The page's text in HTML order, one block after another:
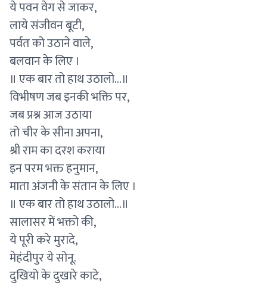
ये पवन वेग से जाकर,
लाये संजीवन बूटी,
पर्वत को उठाने वाले,
बलवान के लिए ।
॥ एक बार तो हाथ उठालो...॥
विभीषण जब इनकी भक्ति पर,
जब प्रश्न आज उठाया
तो चीर के सीना अपना,
श्री राम का दरश कराया
इन परम भक्त हनुमान,
माता अंजनी के संतान के लिए ।
॥ एक बार तो हाथ उठालो...॥
सालासर में भक्तो की,
ये पूरी करे मुरादे,
मेहंदीपुर ये सोनू.
दुखियो के दुखारे काटे,